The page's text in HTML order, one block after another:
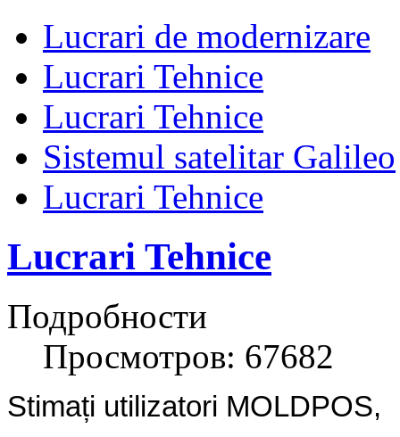
Lucrari de modernizare
Lucrari Tehnice
Lucrari Tehnice
Sistemul satelitar Galileo
Lucrari Tehnice
Lucrari Tehnice
Подробности
Просмотров: 67682
Stimați utilizatori MOLDPOS,